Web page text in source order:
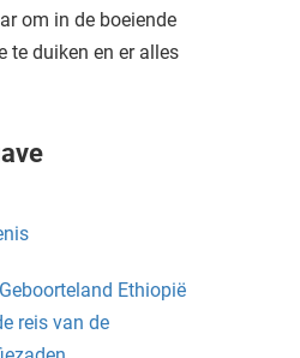
om in de boeiende
te duiken en er alles
Ethiopië
reis van de